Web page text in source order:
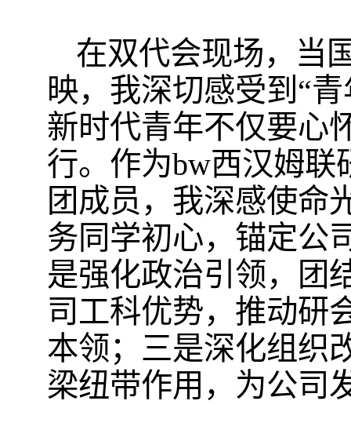
在双代会现场，当
映，我深切感受到“
新时代青年不仅要心
行。作为bw西汉姆
团成员，我深感使命
务同学初心，锚定公
是强化政治引领，团
司工科优势，推动研
本领；三是深化组织
梁纽带作用，为公司